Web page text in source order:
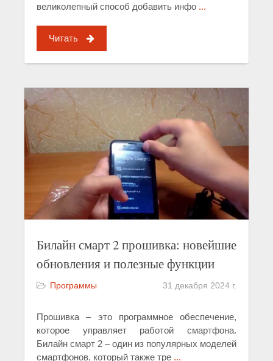
великолепный способ добавить инфо ...
Читать
Билайн смарт 2 прошивка: новейшие
обновления и полезные функции
Программы 31 декабря 2024 г.
Прошивка – это программное обеспечение,
которое управляет работой смартфона.
Билайн смарт 2 – один из популярных моделей
смартфонов, который также тре ...